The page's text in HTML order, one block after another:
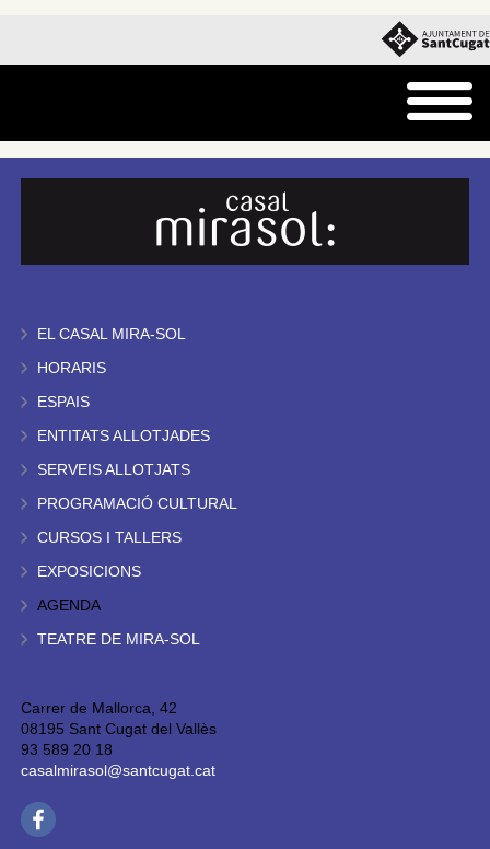
EL CASAL MIRA-SOL
HORARIS
ESPAIS
ENTITATS ALLOTJADES
SERVEIS ALLOTJATS
PROGRAMACIÓ CULTURAL
CURSOS I TALLERS
EXPOSICIONS
AGENDA
TEATRE DE MIRA-SOL
Carrer de Mallorca, 42
08195 Sant Cugat del Vallès
93 589 20 18
casalmirasol@santcugat.cat